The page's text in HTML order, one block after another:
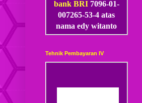
bank BRI 7096-01-
007265-53-4 atas
nama edy witanto
Tehnik Pembayaran IV